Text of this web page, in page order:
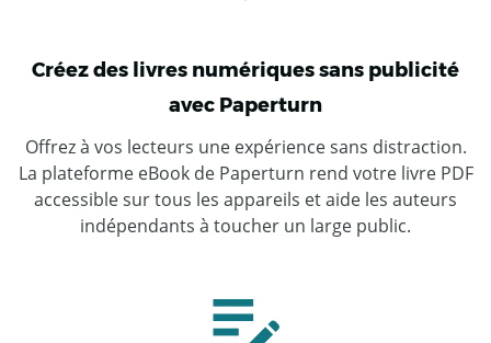
Créez des livres numériques sans publicité
avec Paperturn
Offrez à vos lecteurs une expérience sans distraction.
La plateforme eBook de Paperturn rend votre livre PDF
accessible sur tous les appareils et aide les auteurs
indépendants à toucher un large public.